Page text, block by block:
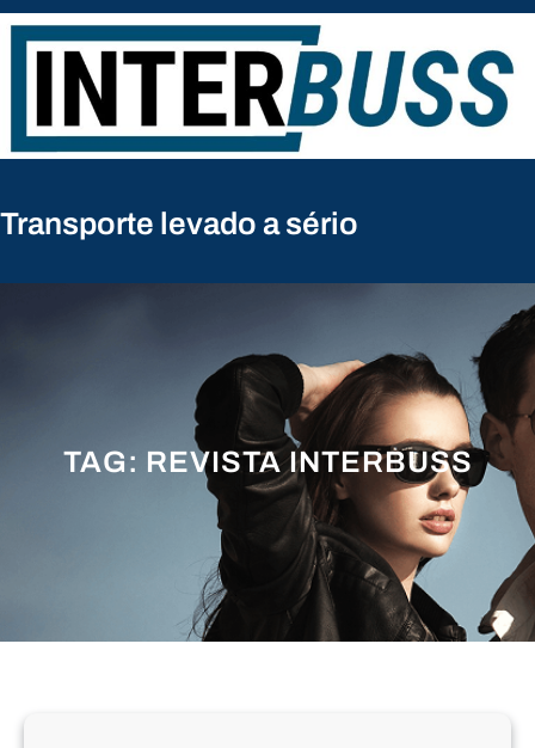
Pular
para
conteúdo
Transporte levado a sério
TAG: REVISTA INTERBUSS